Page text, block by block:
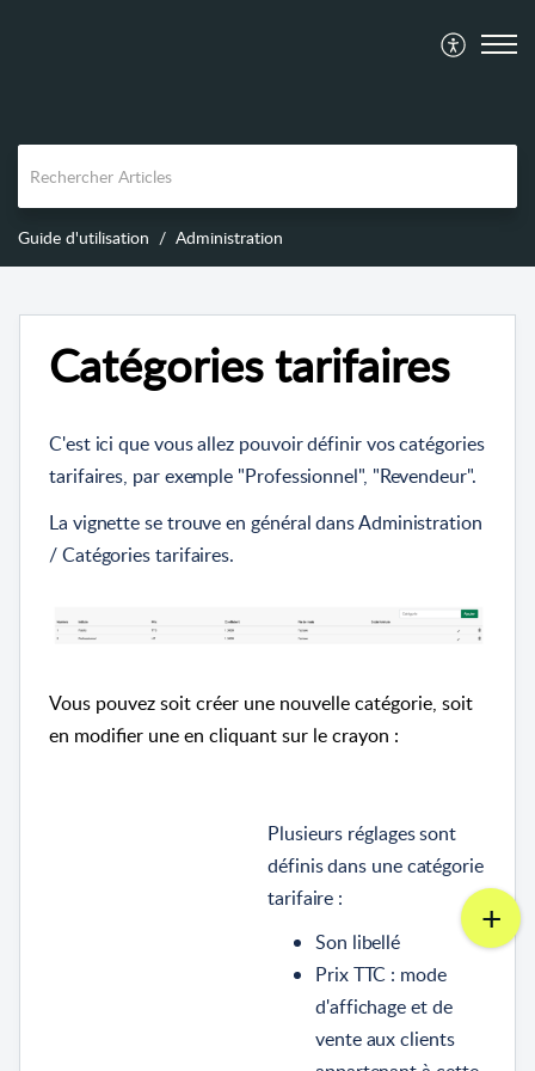
Guide d'utilisation Administration
Catégories tarifaires
C'est ici que vous allez pouvoir définir vos catégories
tarifaires, par exemple "Professionnel", "Revendeur".
La vignette se trouve en général dans Administration
/ Catégories tarifaires.
Vous pouvez soit créer une nouvelle catégorie, soit
en modifier une en cliquant sur le crayon :
Plusieurs réglages sont
définis dans une catégorie
tarifaire :
Son libellé
Prix TTC : mode
d'affichage et de
vente aux clients